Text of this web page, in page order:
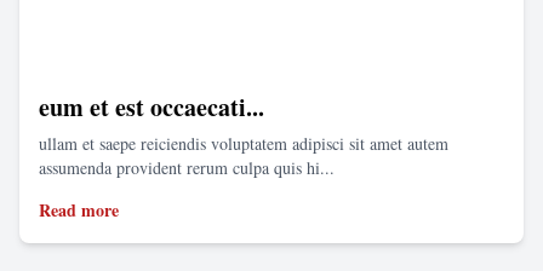
eum et est occaecati...
ullam et saepe reiciendis voluptatem adipisci sit amet autem
assumenda provident rerum culpa quis hi...
Read more